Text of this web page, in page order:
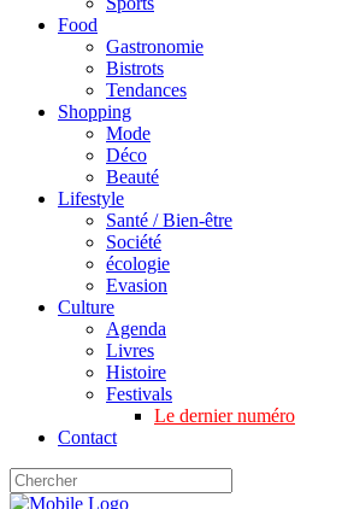
Food
Gastronomie
Bistrots
Tendances
Shopping
Mode
Déco
Beauté
Lifestyle
Santé / Bien-être
Société
écologie
Evasion
Culture
Agenda
Livres
Histoire
Festivals
Le dernier numéro
Contact